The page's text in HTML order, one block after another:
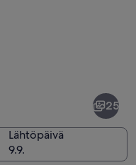
25
Lähtöpäivä
9.9.